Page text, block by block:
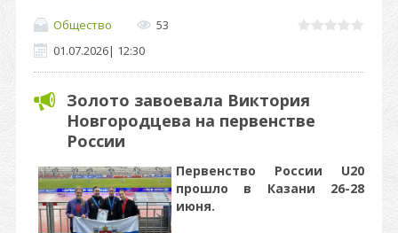
Общество
53
01.07.2026| 12:30
Золото завоевала Виктория
Новгородцева на первенстве
России
Первенство России U20
прошло в Казани 26-28
июня.